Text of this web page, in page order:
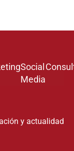
Social
Media
y actualidad